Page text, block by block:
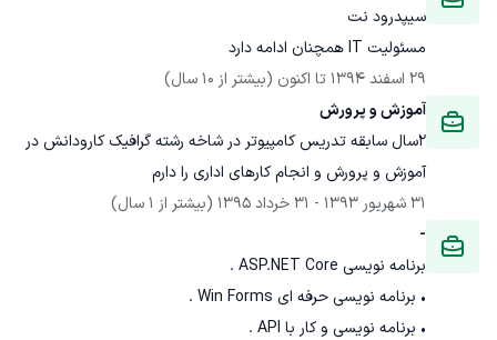
سیپدرود نت
مسئولیت IT همچنان ادامه دارد
29 اسفند 1394
تا اکنون (بیشتر از 10 سال)
آموزش و پرورش
2سال سابقه تدریس کامپیوتر در شاخه رشته گرافیک کارودانش در
آموزش و پرورش و انجام کارهای اداری را دارم
31 شهریور 1393
- 31 خرداد 1395
(بیشتر از 1 سال)
-